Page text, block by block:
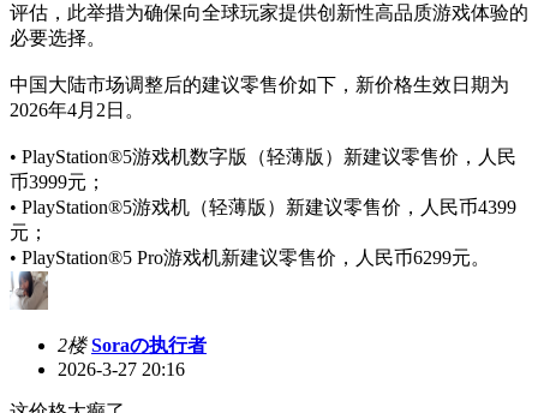
评估，此举措为确保向全球玩家提供创新性高品质游戏体验的
必要选择。
中国大陆市场调整后的建议零售价如下，新价格生效日期为
2026年4月2日。
• PlayStation®5游戏机数字版（轻薄版）新建议零售价，人民
币3999元；
• PlayStation®5游戏机（轻薄版）新建议零售价，人民币4399
元；
• PlayStation®5 Pro游戏机新建议零售价，人民币6299元。
2楼 Soraの执行者
2026-3-27 20:16